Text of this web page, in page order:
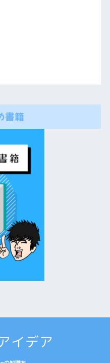
書籍
イデア